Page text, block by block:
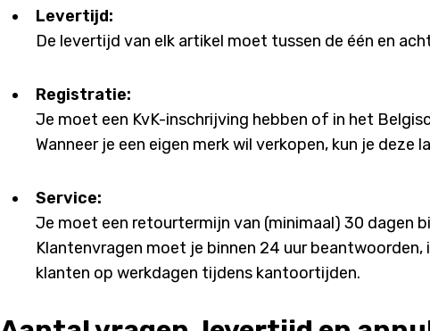
Levertijd:
De levertijd van elk artikel moet tussen de één en
Registratie:
Je moet een KvK-inschrijving hebben of in het
Wanneer je een eigen merk wil verkopen, kun je deze
Service:
Je moet een retourtermijn van (minimaal) 30 dagen
Klantenvragen moet je binnen 24 uur
klanten op werkdagen tijdens kantoortijden.